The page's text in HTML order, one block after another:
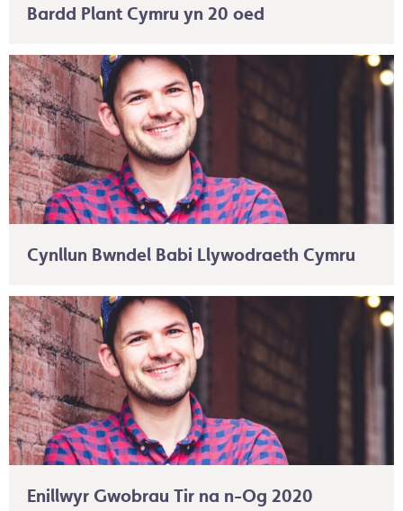
Bardd Plant Cymru yn 20 oed
Cynllun Bwndel Babi Llywodraeth Cymru
Enillwyr Gwobrau Tir na n-Og 2020